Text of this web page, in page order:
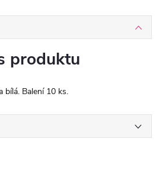
produktu
bílá. Balení 10 ks.